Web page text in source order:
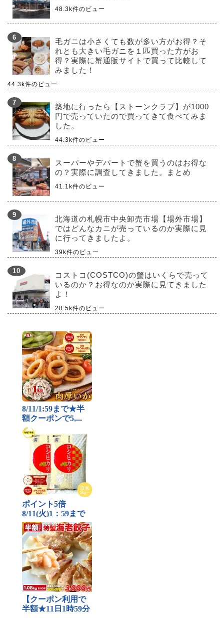
48.3k件のビュー
毛ガニは小さくても数が多い方がお得？そ
れとも大きい毛ガニを１匹買った方がお
得？実際に蟹通販サイトで買って比較して
みました！
44.3k件のビュー
築地に行ったら【ストーンクラブ】が1000
円で売っていたので買ってきて食べてみま
した。
44.3k件のビュー
スーパーやデパートで蟹を買うのはお得な
の？実際に調査してきました。まとめ
41.1k件のビュー
北海道の札幌市中央卸売市場【場外市場】
ではどんなカニが売っているのか実際に見
に行ってきましたよ。
39k件のビュー
コストコ(COSTCO)の蟹はいくらで売って
いるのか？お得なのか実際に見てきました
よ！
28.5k件のビュー